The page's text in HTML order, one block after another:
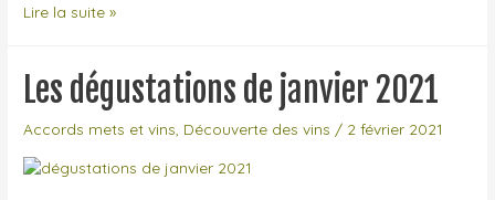
Les
février
2021
Lire la suite »
Les dégustations de janvier 2021
Accords mets et vins Découverte des vins / 2 février 2021